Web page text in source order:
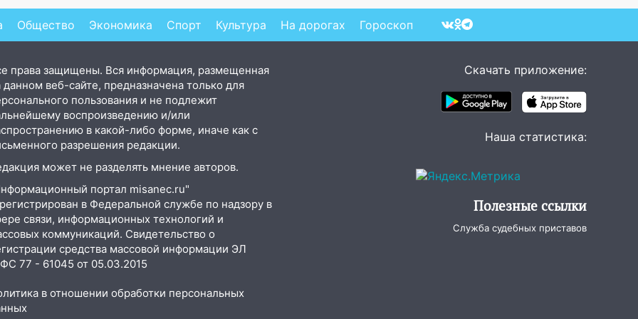
хлопок
Общество Экономика Спорт Культура На дорогах Гороскоп
права защищены. Вся информация, размещенная
данном веб-сайте, предназначена только для
пользования и не подлежит
воспроизведению и/или
в какой-либо форме, иначе как с
разрешения редакции.
может не разделять мнение авторов.
портал misanec.ru"
в Федеральной службе по надзору в
связи, информационных технологий и
коммуникаций. Свидетельство о
средства массовой информации ЭЛ
77 - 61045 от 05.03.2015
в отношении обработки персональных
Скачать приложение:
Наша статистика:
Полезные ссылки
Служба судебных приставов